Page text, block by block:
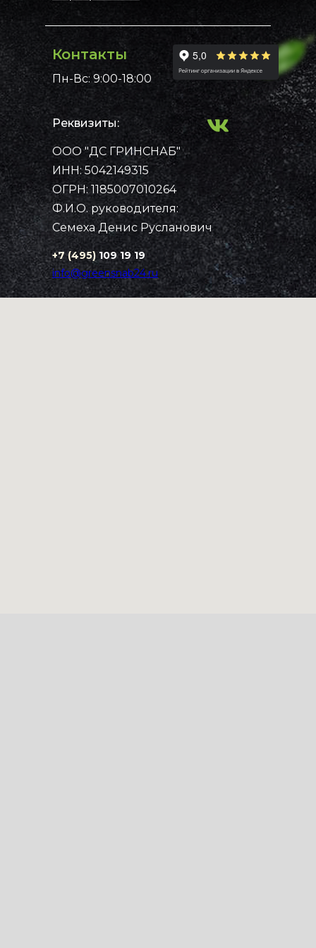
Примеры работ
Рассчитать стоимость
Контакты
Главная
Каталог
Контакты
ООО "ДС ГРИНСНАБ"
ИНН: 5042149315
ОГРН: 1185007010264
Ф.И.О. руководителя:
Семеха Денис Русланович
Пн-Вс: 9:00-18:00
+7 (495) 109 19 19
Реквизиты:
info@greensnab24.ru